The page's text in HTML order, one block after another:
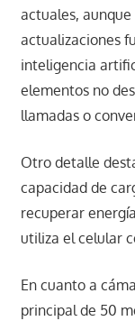
actuales,
actualizaciones
inteligencia
elementos no
llamadas o
Otro detalle
capacidad de
recuperar
utiliza el celular
En cuanto a
principal de 50